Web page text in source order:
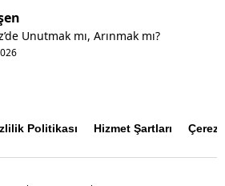
Unutmak mı, Arınmak mı?
Politikası Hizmet Şartları Çerez